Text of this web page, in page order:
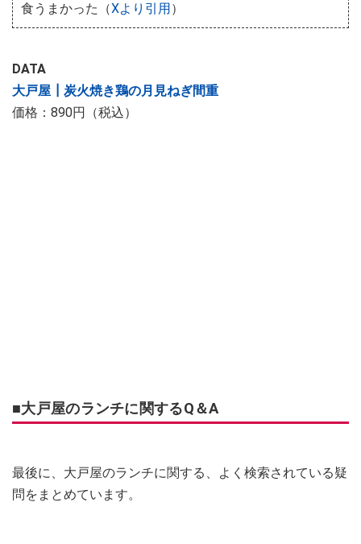
食うまかった（Xより引用 ）
DATA
大戸屋┃炭火焼き鶏の月見ねぎ間重
価格：890円（税込）
■大戸屋のランチに関するQ＆A
最後に、大戸屋のランチに関する、よく検索されている疑
問をまとめています。